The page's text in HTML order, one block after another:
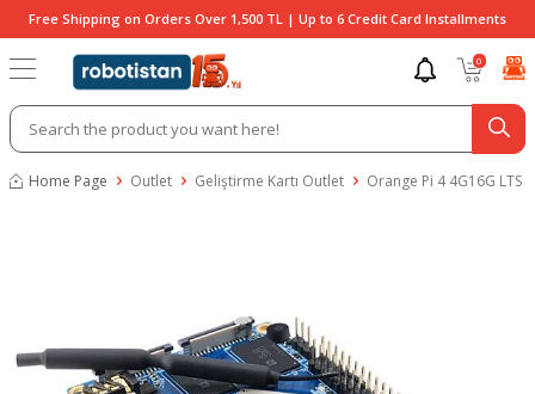
Free Shipping on Orders Over 1,500 TL | Up to 6 Credit Card Installments
0
Home Page Outlet Geliştirme Kartı Outlet Orange Pi 4 4G16G LTS